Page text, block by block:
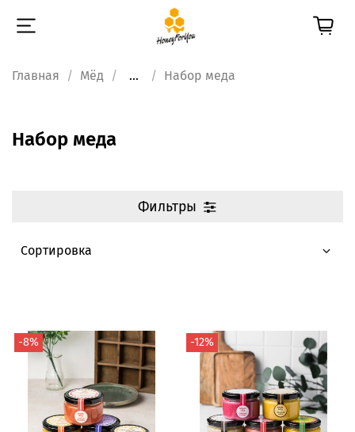
Главная Мёд ... Набор меда
Набор меда
Фильтры
-8% -12%